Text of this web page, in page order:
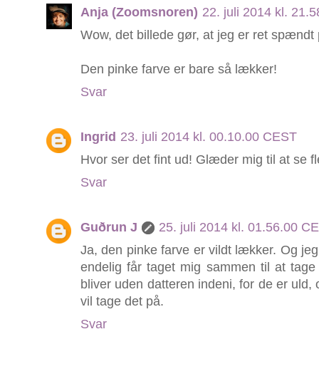
Anja (Zoomsnoren) 22. juli 2014 kl.
Wow, det billede gør, at jeg er ret
Den pinke farve er bare så lækker!
Svar
Ingrid 23. juli 2014 kl. 00.10.00 CEST
Hvor ser det fint ud! Glæder mig til at se
Svar
Guðrun J
25. juli 2014 kl. 01.56.00
Ja, den pinke farve er vildt lækker. Og
endelig får taget mig sammen til at
bliver uden datteren indeni, for de er
vil tage det på.
Svar